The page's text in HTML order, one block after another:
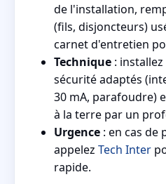
de l'installation,
(fils, disjoncteurs)
carnet d'entretien
Technique :
sécurité adaptés
30 mA, parafoudre)
à la terre par un
Urgence : en cas de
appelez Tech Inter
rapide.